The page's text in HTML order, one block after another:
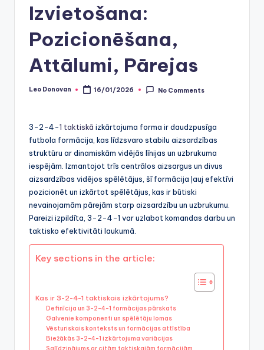
Izvietošana:
Pozicionēšana,
Attālumi, Pārejas
Posted
Leo Donovan 16/01/2026 No Comments
3-2-4-1 taktiskā izkārtojuma forma ir daudzpusīga
futbola formācija, kas līdzsvaro stabilu aizsardzības
struktūru ar dinamiskām vidējās līnijas un uzbrukuma
iespējām. Izmantojot trīs centrālos aizsargus un divus
aizsardzības vidējos spēlētājus, šī formācija ļauj efektīvi
pozicionēt un izkārtot spēlētājus, kas ir būtiski
nevainojamām pārejām starp aizsardzību un uzbrukumu.
Pareizi izpildīta, 3-2-4-1 var uzlabot komandas darbu un
taktisko efektivitāti laukumā.
Key sections in the article:
Kas ir 3-2-4-1 taktiskais izkārtojums?
Definīcija un 3-2-4-1 formācijas pārskats
Galvenie komponenti un spēlētāju lomas
Vēsturiskais konteksts un formācijas attīstība
Biežākās 3-2-4-1 izkārtojuma variācijas